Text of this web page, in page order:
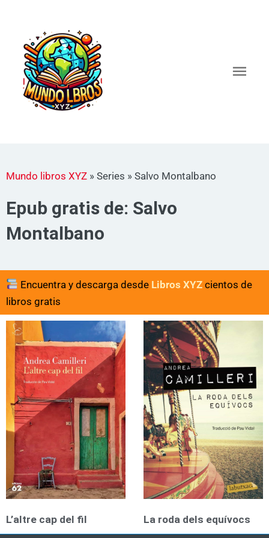
contenido
Mundo libros XYZ » Series » Salvo Montalbano
Epub gratis de: Salvo
Montalbano
Encuentra y descarga desde Libros XYZcientos de
libros gratis
L’altre cap del fil La roda dels equívocs